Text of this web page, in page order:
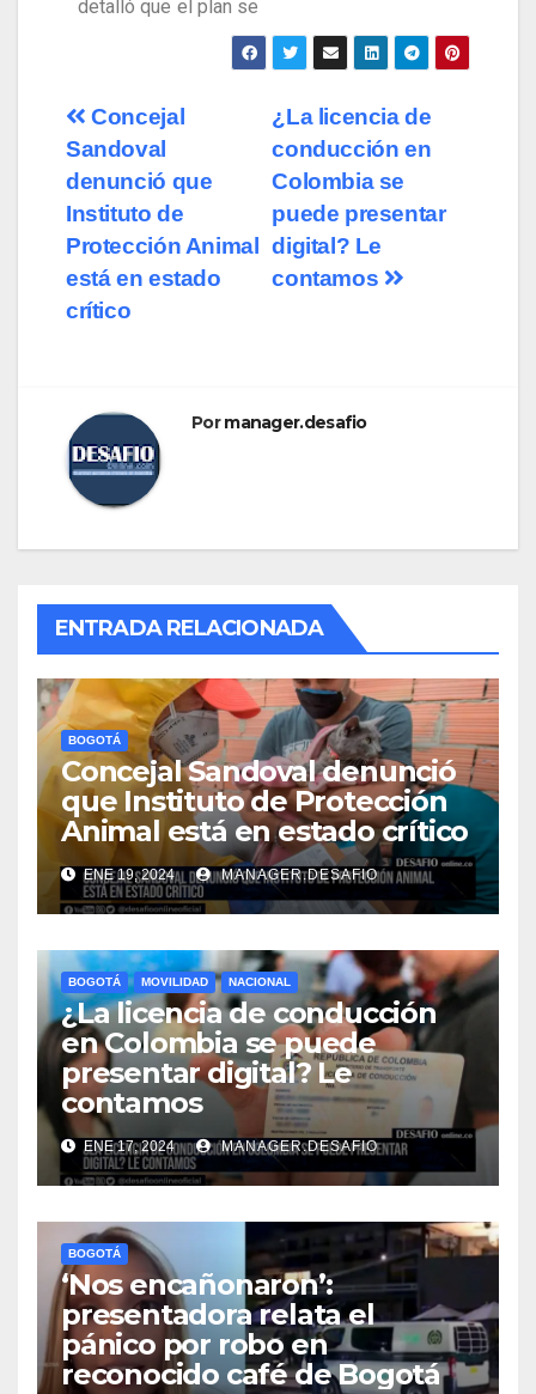
detalló que el plan se
¿La licencia de
conducción en
Colombia se
puede presentar
digital? Le
contamos
Concejal
Sandoval
denunció que
Instituto de
Protección Animal
está en estado
crítico
Pormanager.desafio
ENTRADA RELACIONADA
BOGOTÁ
Concejal Sandoval denunció
que Instituto de Protección
Animal está en estado crítico
ENE 19, 2024 MANAGER.DESAFIO
BOGOTÁ MOVILIDAD NACIONAL
¿La licencia de conducción
en Colombia se puede
presentar digital? Le
contamos
ENE 17, 2024 MANAGER.DESAFIO
BOGOTÁ
‘Nos encañonaron’:
presentadora relata el
pánico por robo en
reconocido café de Bogotá